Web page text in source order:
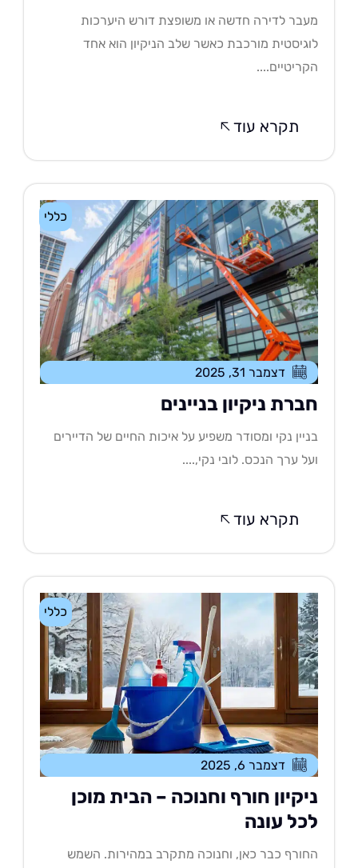
לדירה חדשה או משופצת דורש היערכות
מורכבת כאשר שלב הניקיון הוא אחד
תקרא עוד
כללי
דצמבר 31, 2025
ניקיון בניינים
נקי ומסודר משפיע על איכות החיים של הדיירים
ערך הנכס. לובי נקי,....
תקרא עוד
כללי
דצמבר 6, 2025
חורף וחנוכה – הבית מוכן
עונה
כבר כאן, וחנוכה מתקרב במהירות. השמש